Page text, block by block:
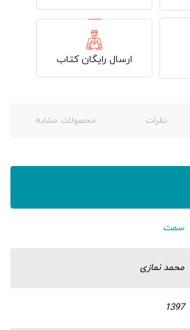
ارسال رایگان کتاب
نظرات محصولات مشابه
سمت
محمد نمازی
1397